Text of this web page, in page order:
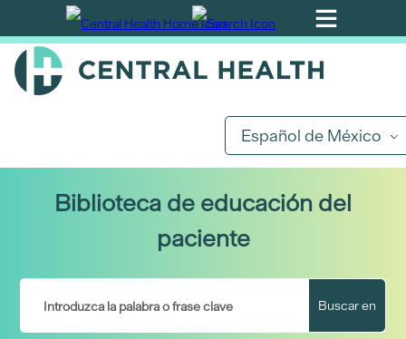
Ir
al
contenido
Español de México
Biblioteca de educación del
paciente
Buscar en